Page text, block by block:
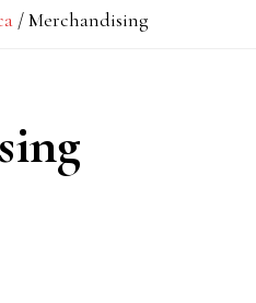
/Merchandising